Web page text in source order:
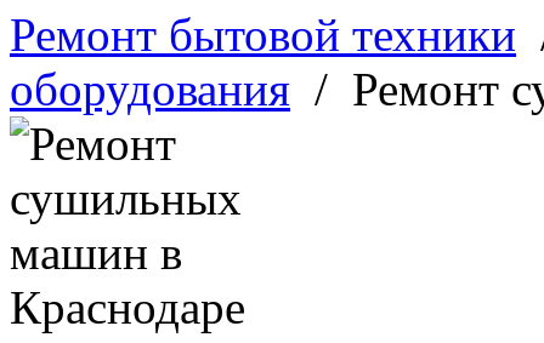
Ремонт бытовой техники
оборудования / Ремонт